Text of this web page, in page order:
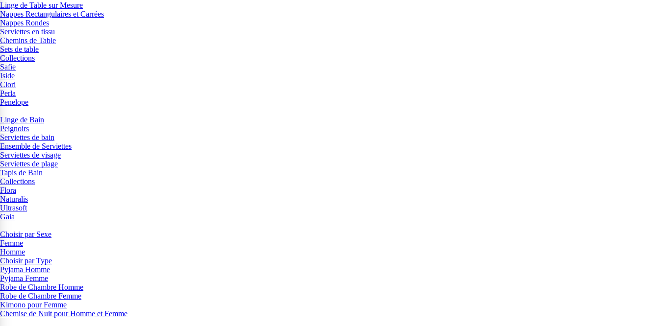
Linge de Table sur Mesure
Nappes Rectangulaires et Carrées
Nappes Rondes
Serviettes en tissu
Chemins de Table
Sets de table
Collections
Safie
Iside
Clori
Perla
Penelope
Linge de Bain
Peignoirs
Serviettes de bain
Ensemble de Serviettes
Serviettes de visage
Serviettes de plage
Tapis de Bain
Collections
Flora
Naturalis
Ultrasoft
Gaia
Choisir par Sexe
Femme
Homme
Choisir par Type
Pyjama Homme
Pyjama Femme
Robe de Chambre Homme
Robe de Chambre Femme
Kimono pour Femme
Chemise de Nuit pour Homme et Femme